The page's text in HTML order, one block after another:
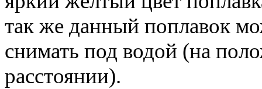
так же данный поплавок
снимать под водой (на
расстоянии).